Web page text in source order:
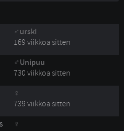
urski
169 viikkoa sitten
Unipuu
730 viikkoa sitten
739 viikkoa sitten